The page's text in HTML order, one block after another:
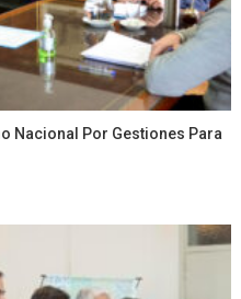
Nacional Por Gestiones Para